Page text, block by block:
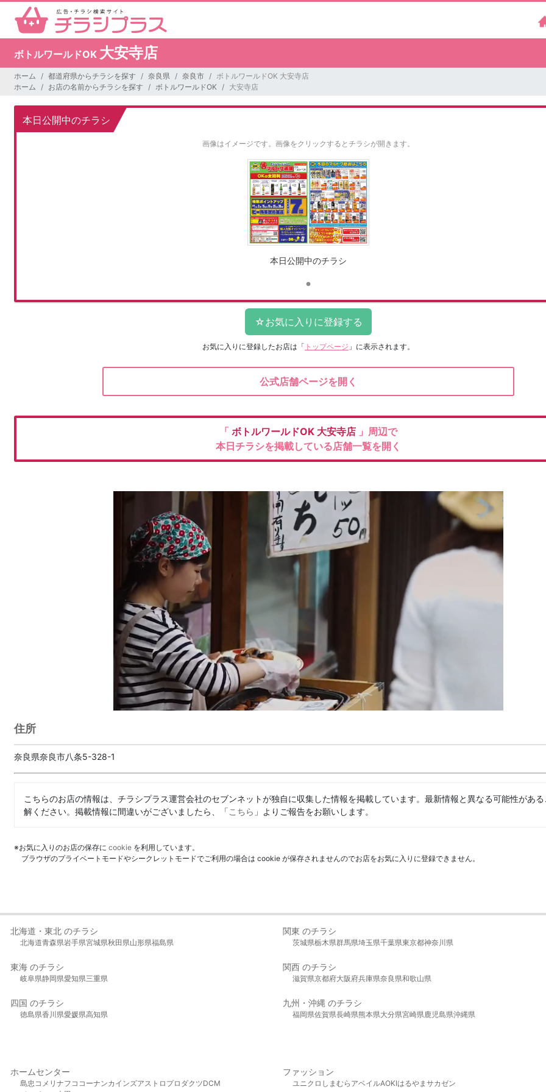
ボトルワールドOK 大安寺店
ホーム 都道府県からチラシを探す 奈良県 奈良市
ボトルワールドOK 大安寺店
ホーム
お店の名前からチラシを探す ボトルワールドOK 大安寺店
本日公開中のチラシ
画像はイメージです。 画像をクリックするとチラシが開きます。
本日公開中のチラシ
お気に入りに登録したお店は 「 トップページ 」に表示されます。
公式店舗ページを開く
「 ボトルワールドOK 大安寺店 」周辺で
本日チラシを掲載している店舗一覧を開く
住所
奈良県奈良市八条5-328-1
こちらのお店の情報は、チラシプラス運営会社のセブンネットが独自に収集した情報を掲載しています。最新情報と異なる可能性があ
解ください。掲載情報に間違いがございましたら、「こちら 」よりご報告をお願いします。
※お気に入りのお店の保存に cookie を利用しています。
ブラウザのプライベートモードやシークレットモードでご利用の場合は cookie が保存されませんのでお店をお気に入りに登録できません。
北海道・東北 のチラシ
北海道青森県岩手県宮城県秋田県山形県福島県
関東 のチラシ
茨城県栃木県群馬県埼玉県千葉県東京都神奈川県
東海 のチラシ
岐阜県静岡県愛知県三重県
関西 のチラシ
滋賀県京都府大阪府兵庫県奈良県和歌山県
四国 のチラシ
徳島県香川県愛媛県高知県
九州・沖縄 のチラシ
福岡県佐賀県長崎県熊本県大分県宮崎県鹿児島県沖縄県
ホームセンター
島忠 コメリ ナフコ コーナンカインズアストロプロダクツDCM
ファッション
ユニクロ しまむら アベイルAOKIはるやま サカゼン